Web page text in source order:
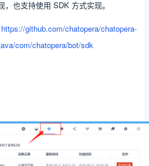
也支持使用 SDK 方式实现。
https://github.com/chatopera/chatopera-
com/chatopera/bot/sdk